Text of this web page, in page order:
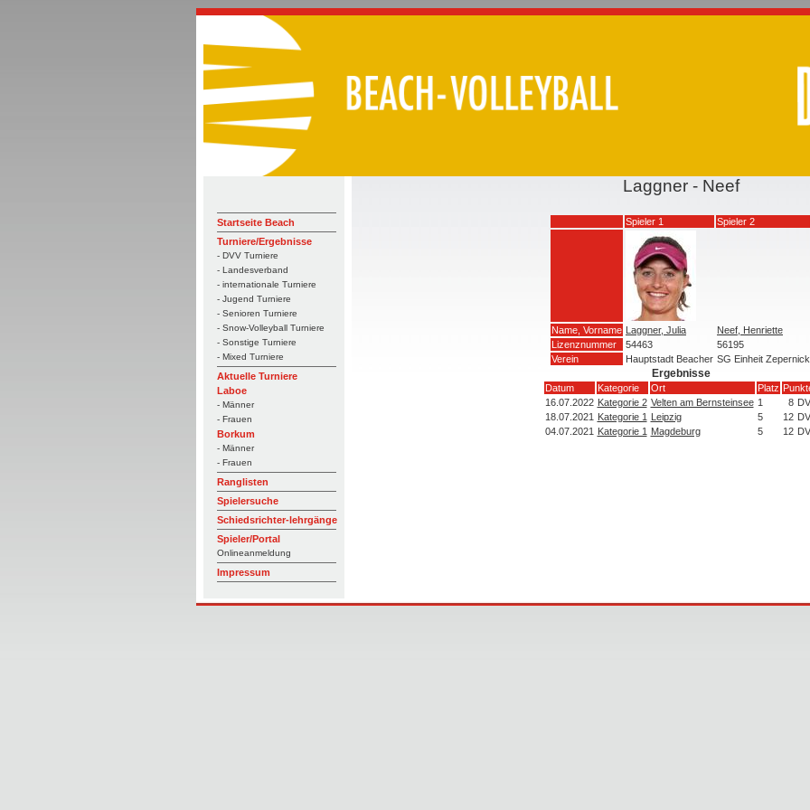
Startseite Beach
Turniere/Ergebnisse
- DVV Turniere
- Landesverband
- internationale Turniere
- Jugend Turniere
- Senioren Turniere
- Snow-Volleyball Turniere
- Sonstige Turniere
- Mixed Turniere
Aktuelle Turniere
Laboe
- Männer
- Frauen
Borkum
- Männer
- Frauen
Ranglisten
Spielersuche
Schiedsrichter-lehrgänge
Spieler/Portal
Onlineanmeldung
Impressum
Laggner - Neef
Spieler 1 Spieler 2
Name, Vorname Laggner, Julia
Neef, Henriette
Lizenznummer
54463
56195
Verein
Hauptstadt Beacher SG Einheit Zepernick
Ergebnisse
Datum Kategorie Ort Platz
16.07.2022 Kategorie 2 Velten am Bernsteinsee 1 8
18.07.2021 Kategorie 1 Leipzig 5 12
04.07.2021 Kategorie 1 Magdeburg 5 12